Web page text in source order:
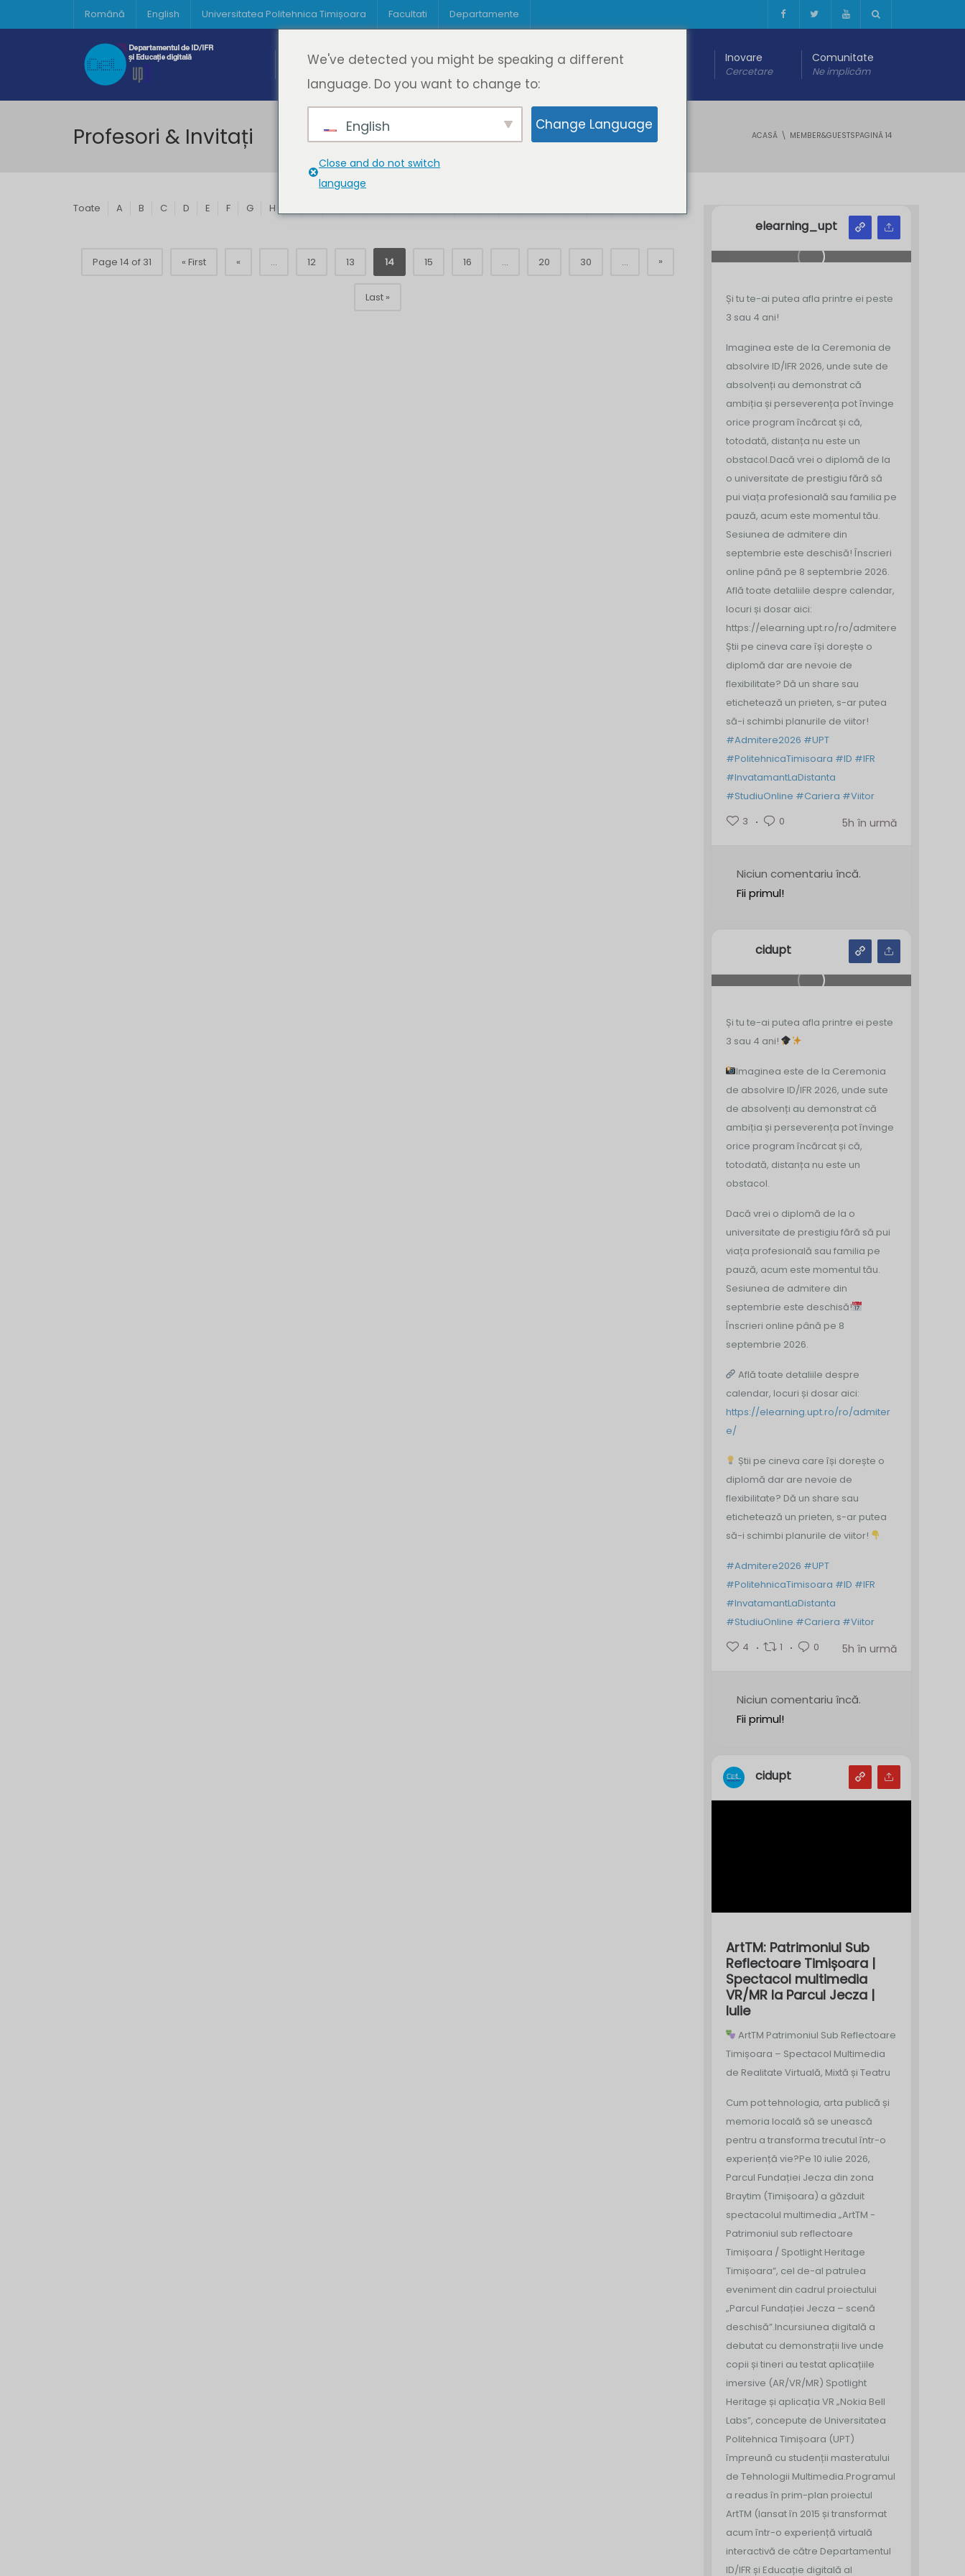
Română English Universitatea Politehnica Timișoara Facultati Departamente
Acasă Despre DeL
Cine suntem
Educație
Oferta de cursuri
Educație digitală Inovare
Cercetare
Comunitate
Ne implicăm
Profesori & Invitați ACASĂ MEMBER&GUESTSPAGINĂ 14
Toate A B C D E F G H
Page 14 of 31 « First « ... 12 13 14 15 16 ... 20 30 ... »
Last »
elearning_upt
Și tu te-ai putea afla printre ei peste
3 sau 4 ani!
Imaginea este de la Ceremonia de
absolvire ID/IFR 2026, unde sute de
absolvenți au demonstrat că
ambiția și perseverența pot învinge
orice program încărcat și că,
totodată, distanța nu este un
obstacol.Dacă vrei o diplomă de la
o universitate de prestigiu fără să
pui viața profesională sau familia pe
pauză, acum este momentul tău.
Sesiunea de admitere din
septembrie este deschisă! Înscrieri
online până pe 8 septembrie 2026.
Află toate detaliile despre calendar,
locuri și dosar aici:
https://elearning.upt.ro/ro/admitere/
Știi pe cineva care își dorește o
diplomă dar are nevoie de
flexibilitate? Dă un share sau
etichetează un prieten, s-ar putea
să-i schimbi planurile de viitor!
#Admitere2026 #UPT
#PolitehnicaTimisoara #ID #IFR
#InvatamantLaDistanta
#StudiuOnline #Cariera #Viitor
3
0 5h în urmă
Niciun comentariu încă.
Fii primul!
cidupt
Și tu te-ai putea afla printre ei peste
3 sau 4 ani!
Imaginea este de la Ceremonia
de absolvire ID/IFR 2026, unde sute
de absolvenți au demonstrat că
ambiția și perseverența pot învinge
orice program încărcat și că,
totodată, distanța nu este un
obstacol.
Dacă vrei o diplomă de la o
universitate de prestigiu fără să pui
viața profesională sau familia pe
pauză, acum este momentul tău.
Sesiunea de admitere din
septembrie este deschisă!
Înscrieri online până pe 8
septembrie 2026.
Află toate detaliile despre
calendar, locuri și dosar aici:
https://elearning.upt.ro/ro/admiter
e/
Știi pe cineva care își dorește o
diplomă dar are nevoie de
flexibilitate? Dă un share sau
etichetează un prieten, s-ar putea
să-i schimbi planurile de viitor!
#Admitere2026 #UPT
#PolitehnicaTimisoara #ID #IFR
#InvatamantLaDistanta
#StudiuOnline #Cariera #Viitor
4
1 0 5h în urmă
Niciun comentariu încă.
Fii primul!
cidupt
ArtTM: Patrimoniul Sub
Reflectoare Timișoara |
Spectacol multimedia
VR/MR la Parcul Jecza |
Iulie
ArtTM Patrimoniul Sub Reflectoare
Timișoara – Spectacol Multimedia
de Realitate Virtuală, Mixtă și Teatru
Cum pot tehnologia, arta publică și
memoria locală să se unească
pentru a transforma trecutul într-o
experiență vie?Pe 10 iulie 2026,
Parcul Fundației Jecza din zona
Braytim (Timișoara) a găzduit
spectacolul multimedia „ArtTM -
Patrimoniul sub reflectoare
Timișoara / Spotlight Heritage
Timișoara”, cel de-al patrulea
eveniment din cadrul proiectului
„Parcul Fundației Jecza – scenă
deschisă”.Incursiunea digitală a
debutat cu demonstrații live unde
copii și tineri au testat aplicațiile
imersive (AR/VR/MR) Spotlight
Heritage și aplicația VR „Nokia Bell
Labs”, concepute de Universitatea
Politehnica Timișoara (UPT)
împreună cu studenții masteratului
de Tehnologii Multimedia.Programul
a readus în prim-plan proiectul
ArtTM (lansat în 2015 și transformat
acum într-o experiență virtuală
interactivă de către Departamentul
ID/IFR și Educație digitală al
We've detected you might be speaking a different
language. Do you want to change to:
English Change Language
Close and do not switch
language